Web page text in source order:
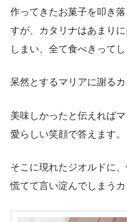
作ってきたお菓子を叩き
すが、カタリナはあまり
しまい、全て食べきってし
呆然とするマリアに謝るカ
美味しかったと伝えれば
愛らしい笑顔で答えます。
そこに現れたジオルドに
慌てて言い淀んでしまうカ